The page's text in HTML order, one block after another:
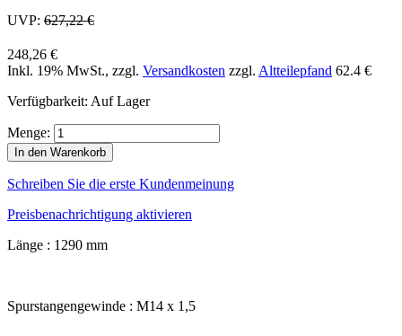
UVP: 627,22 €
248,26 €
Inkl. 19% MwSt., zzgl. Versandkosten zzgl. Altteilepfand 62.4 €
Verfügbarkeit: Auf Lager
Menge:
In den Warenkorb
Schreiben Sie die erste Kundenmeinung
Preisbenachrichtigung aktivieren
Länge : 1290 mm
Spurstangengewinde : M14 x 1,5